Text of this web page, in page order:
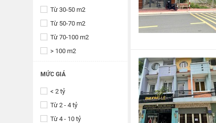
Từ 30-50 m2
Từ 50-70 m2
Từ 70-100 m2
> 100 m2
MỨC GIÁ
< 2 tỷ
Từ 2 - 4 tỷ
Từ 4 - 10 tỷ